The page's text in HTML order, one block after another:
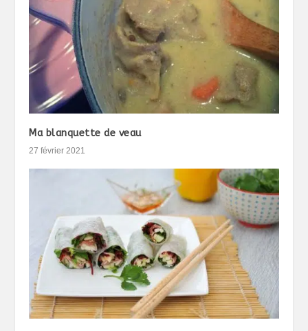
Ma blanquette de veau
27 février 2021